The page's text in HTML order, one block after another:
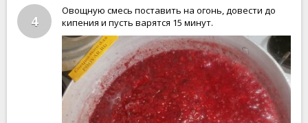
4
Овощную смесь поставить на огонь, довести до
кипения и пусть варятся 15 минут.